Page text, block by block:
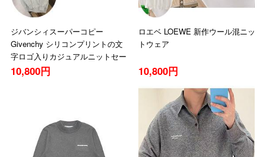
ジバンシィスーパーコピー
Givenchy シリコンプリントの文
字ロゴ入りカジュアルニットセー
ター
10,800円
ロエベ LOEWE 新作ウール混ニッ
トウェア
10,800円